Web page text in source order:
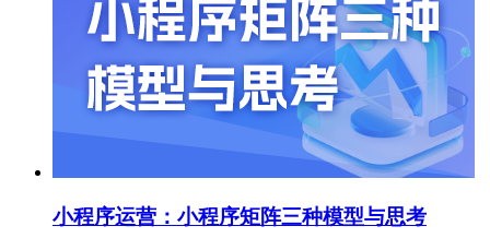
小程序运营：小程序矩阵三种模型与思考